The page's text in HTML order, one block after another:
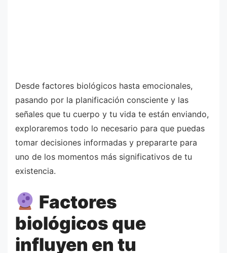
Desde factores biológicos hasta emocionales,
pasando por la planificación consciente y las
señales que tu cuerpo y tu vida te están enviando,
exploraremos todo lo necesario para que puedas
tomar decisiones informadas y prepararte para
uno de los momentos más significativos de tu
existencia.
Factores
biológicos que
influyen en tu